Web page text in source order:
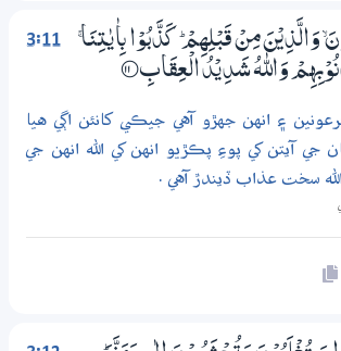
3:11
وَالَّذِيْنَ مِنْ قَبْلِهِمْ ۭ كَذَّبُوْا بِاٰيٰتِنَا
وَاللّٰهُ شَدِيْدُ الْعِقَابِ ؀11
۽ انهن جهڙو آهي جيڪي کانئن اڳي هيا
جي آيتن کي پوءِ پڪڙيو انهن کي الله انهن جي
سخت عذاب ڏيندڙ آهي .